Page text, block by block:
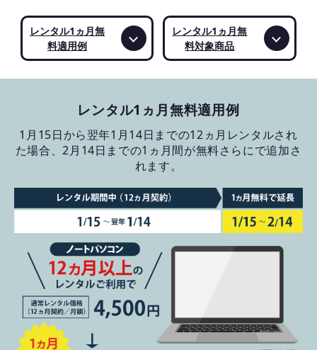
レンタル1ヵ月無
料適用例
レンタル1ヵ月無
料対象商品
レンタル1ヵ月無料適用例
1月15日から翌年1月14日までの12ヵ月レンタルされ
た場合、2月14日までの1ヵ月間が無料さらにで追加さ
れます。